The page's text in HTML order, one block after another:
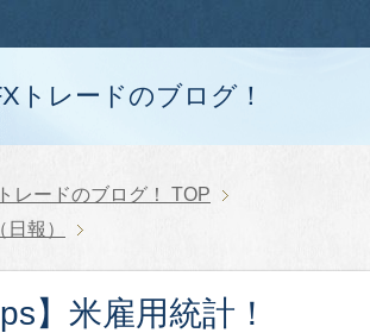
トレードのブログ！
レードのブログ！
TOP
報）
】米雇用統計！